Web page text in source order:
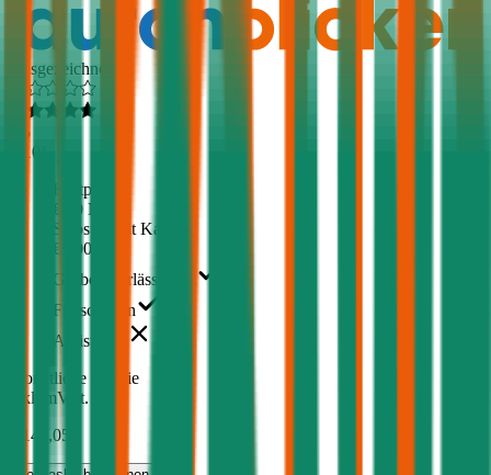
Ausgezeichnet
4,5
510
Haftpflicht
€ 20 Mio.
Selbstbehalt Kasko
€ 500
Grobe Fahrlässigkeit
Freischaden
Assistance
Monatliche Prämie
inkl. mVSt.
€ 148,05